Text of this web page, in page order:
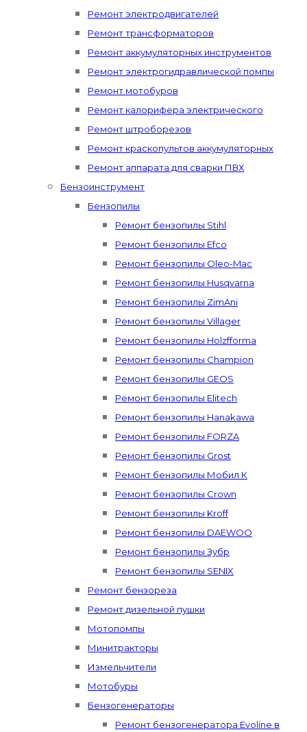
Ремонт электродвигателей
Ремонт трансформаторов
Ремонт аккумуляторных инструментов
Ремонт электрогидравлической помпы
Ремонт мотобуров
Ремонт калорифера электрического
Ремонт штроборезов
Ремонт краскопультов аккумуляторных
Ремонт аппарата для сварки ПВХ
Бензоинструмент
Бензопилы
Ремонт бензопилы Stihl
Ремонт бензопилы Efco
Ремонт бензопилы Oleo-Mac
Ремонт бензопилы Husqvarna
Ремонт бензопилы ZimAni
Ремонт бензопилы Villager
Ремонт бензопилы Holzfforma
Ремонт бензопилы Champion
Ремонт бензопилы GEOS
Ремонт бензопилы Elitech
Ремонт бензопилы Hanakawa
Ремонт бензопилы FORZA
Ремонт бензопилы Grost
Ремонт бензопилы Мобил К
Ремонт бензопилы Crown
Ремонт бензопилы Kroff
Ремонт бензопилы DAEWOO
Ремонт бензопилы Зубр
Ремонт бензопилы SENIX
Ремонт бензореза
Ремонт дизельной пушки
Мотопомпы
Минитракторы
Измельчители
Мотобуры
Бензогенераторы
Ремонт бензогенератора Evoline в